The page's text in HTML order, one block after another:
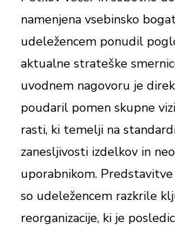
namenjena vsebinsko
udeležencem ponudil
aktualne strateške
uvodnem nagovoru je
poudaril pomen skupne
rasti, ki temelji na
zanesljivosti izdelkov in
uporabnikom.
so udeležencem razkrile
reorganizacije, ki je